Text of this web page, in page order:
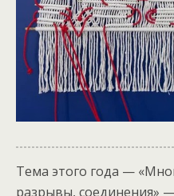
Тема этого года —
разрывы, соединения»